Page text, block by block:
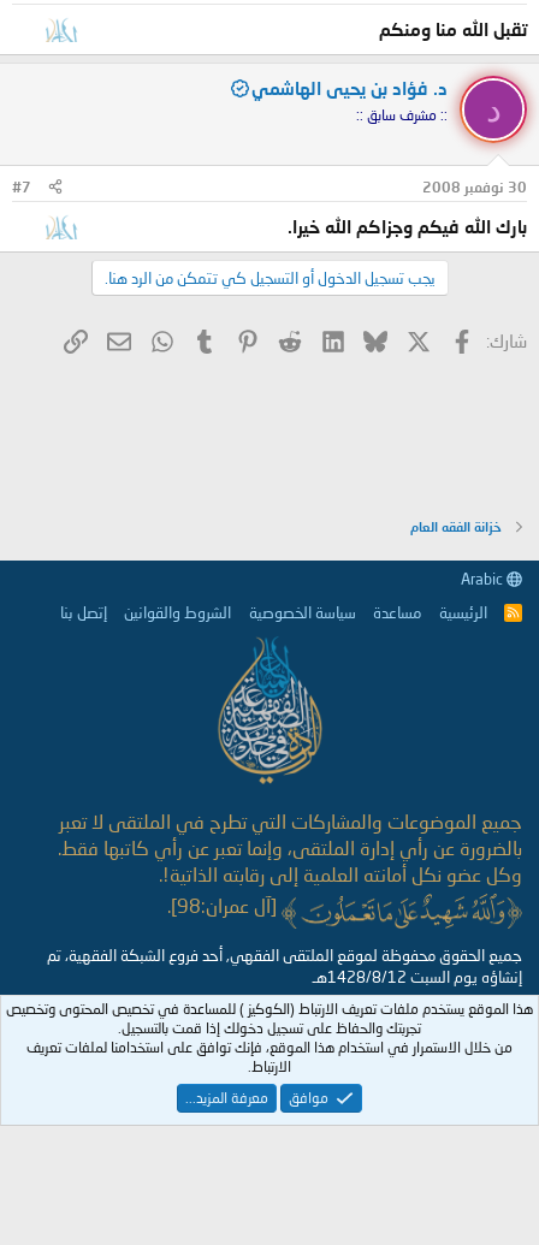
تقبل الله منا ومنكم
د
د. فؤاد بن يحيى الهاشمي
:: مشرف سابق ::
30 نوفمبر 2008 #7
بارك الله فيكم وجزاكم الله خيرا.
يجب تسجيل الدخول أو التسجيل كي تتمكن من الرد هنا.
شارك: فيسبوك Bluesky
LinkedIn
Reddit
Pinterest
Tumblr
WhatsApp
البريد
خزانة الفقه العام
R
الرئيسية مساعدة سياسة الخصوصية الشروط والقوانين إتصل بنا
جميع الموضوعات والمشاركات التي تطرح في الملتقى لا تعبر
بالضرورة عن رأي إدارة الملتقى، وإنما تعبر عن رأي كاتبها فقط.
وكل عضو نكل أمانته العلمية إلى رقابته الذاتية!.
[آل عمران:98].
جميع الحقوق محفوظة لموقع الملتقى الفقهي, أحد فروع الشبكة الفقهية، تم
إنشاؤه يوم السبت 1428/8/12هـ
هذا الموقع يستخدم ملفات تعريف الارتباط (الكوكيز ) للمساعدة في تخصيص المحتوى وتخصيص
تجربتك والحفاظ على تسجيل دخولك إذا قمت بالتسجيل.
من خلال الاستمرار في استخدام هذا الموقع، فإنك توافق على استخدامنا لملفات تعريف
الارتباط.
موافق
معرفة المزيد...